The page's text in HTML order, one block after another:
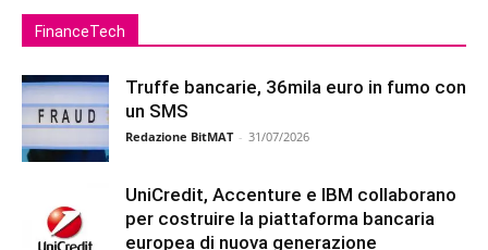
FinanceTech
Truffe bancarie, 36mila euro in fumo con
un SMS
Redazione BitMAT - 31/07/2026
UniCredit, Accenture e IBM collaborano
per costruire la piattaforma bancaria
europea di nuova generazione